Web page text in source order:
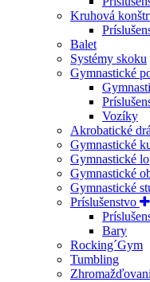
Kruhová
Balet
Systémy skoku
Gymnastické
Vozíky
Akrobatické
Gymnastické
Gymnastické
Gymnastické
Gymnastické
Príslušenstvo
Bary
Rocking´Gym
Tumbling